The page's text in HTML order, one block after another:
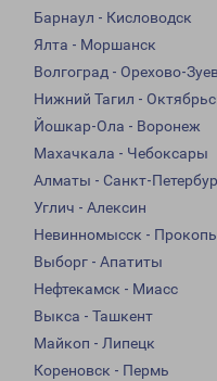
Барнаул - Кисловодск
Ялта - Моршанск
Волгоград - Орехово-
Нижний Тагил -
Йошкар-Ола - Воронеж
Махачкала - Чебоксары
Алматы - Санкт-
Углич - Алексин
Невинномысск -
Выборг - Апатиты
Нефтекамск - Миасс
Выкса - Ташкент
Майкоп - Липецк
Кореновск - Пермь